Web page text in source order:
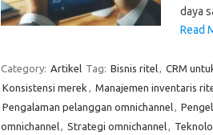
daya
Read
Category: Artikel Tag: Bisnis ritel, CRM
Konsistensi merek , Manajemen inventaris
Pengalaman pelanggan omnichannel,
omnichannel, Strategi omnichannel,